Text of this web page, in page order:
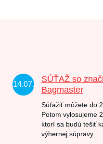
14.07.
SÚŤAŽ so
Bagmaster
Súťažiť môžete do
Potom vylosujeme
ktorí sa budú tešiť
výhernej súpravy.